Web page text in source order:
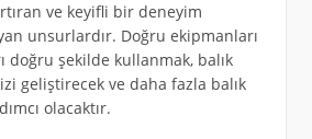
ve keyifli bir deneyim
unsurlardır. Doğru ekipmanları
doğru şekilde kullanmak, balık
geliştirecek ve daha fazla balık
olacaktır.